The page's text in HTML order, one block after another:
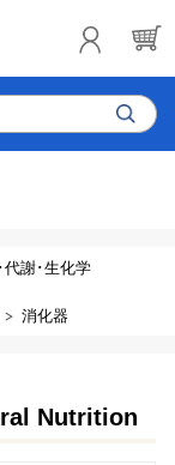
代謝･生化学
消化器
Nutrition